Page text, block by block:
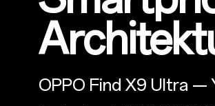
OPPO Find X9 Ultra —